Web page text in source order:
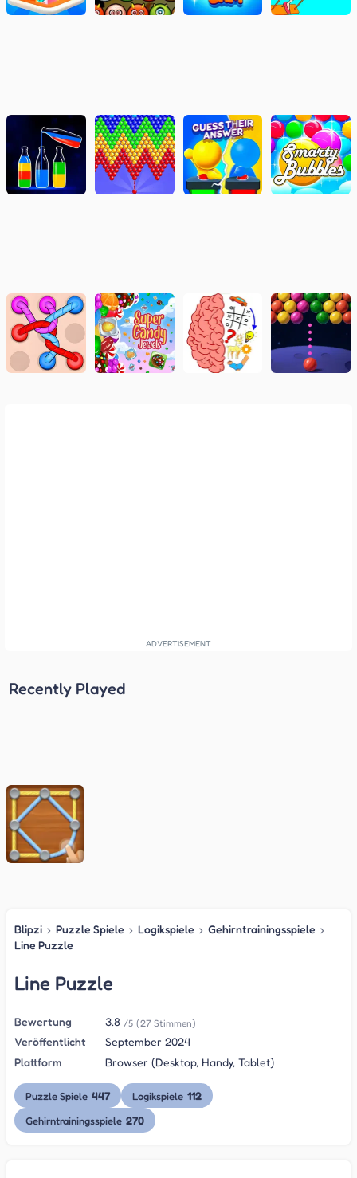
Recently Played
Blipzi › Puzzle Spiele › Logikspiele › Gehirntrainingsspiele ›
Line Puzzle
Line Puzzle
Bewertung 3.8 /5 (27 Stimmen)
Veröffentlicht
September 2024
Plattform
Browser (Desktop, Handy, Tablet)
Puzzle Spiele 447 Logikspiele 112
Gehirntrainingsspiele 270